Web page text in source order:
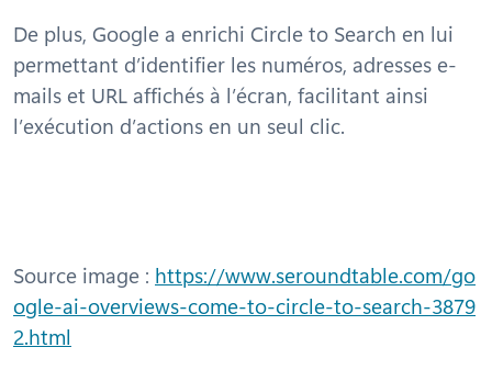
De plus, Google a enrichi Circle to Search en lui
permettant d’identifier les numéros, adresses e-
mails et URL affichés à l’écran, facilitant ainsi
l’exécution d’actions en un seul clic.
Source image : https://www.seroundtable.com/go
ogle-ai-overviews-come-to-circle-to-search-3879
2.html